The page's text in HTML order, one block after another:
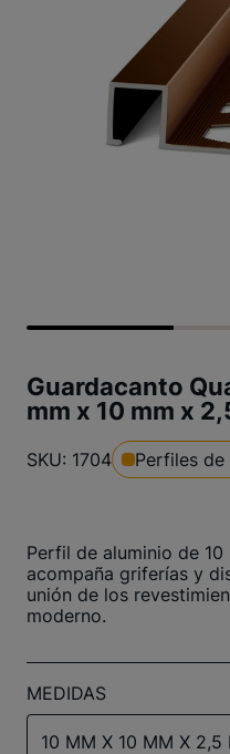
Guardacanto
mm x 10 mm x
SKU: 1704 Perfiles
Perfil de aluminio de
acompaña griferías y
unión de los
moderno.
MEDIDAS
10 MM X 10 MM X 2,5